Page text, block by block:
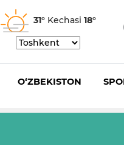
31° Kechasi 18°
O‘ZBEKISTON